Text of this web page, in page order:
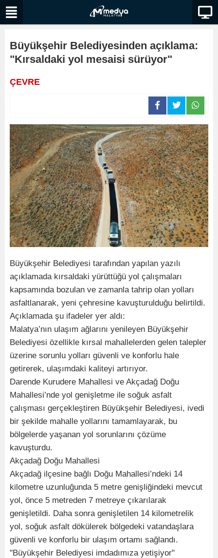
Büyükşehir Belediyesinden açıklama:
"Kırsaldaki yol mesaisi sürüyor"
ÇEVRE
Büyükşehir Belediyesi tarafından yapılan yazılı
açıklamada kırsaldaki yürüttüğü yol çalışmaları
kapsamında bozulan ve zamanla tahrip olan yolları
asfaltlanarak, yeni çehresine kavuşturulduğu belirtildi.
Açıklamada şu ifadeler yer aldı:
Malatya’nın ulaşım ağlarını yenileyen Büyükşehir
Belediyesi özellikle kırsal mahallelerden gelen talepler
üzerine sorunlu yolları güvenli ve konforlu hale
getirerek, ulaşımdaki kaliteyi artırıyor.
Darende Kurudere Mahallesi ve Akçadağ Doğu
Mahallesi’nde yol genişletme ile soğuk asfalt
çalışması gerçekleştiren Büyükşehir Belediyesi, ivedi
bir şekilde mahalle yollarını tamamlayarak, bu
bölgelerde yaşanan yol sorunlarını çözüme
kavuşturdu.
Akçadağ Doğu Mahallesi
Akçadağ ilçesine bağlı Doğu Mahallesi’ndeki 14
kilometre uzunluğunda 5 metre genişliğindeki mevcut
yol, önce 5 metreden 7 metreye çıkarılarak
genişletildi. Daha sonra genişletilen 14 kilometrelik
yol, soğuk asfalt dökülerek bölgedeki vatandaşlara
güvenli ve konforlu bir ulaşım ortamı sağlandı.
"Büyükşehir Belediyesi imdadımıza yetişiyor"